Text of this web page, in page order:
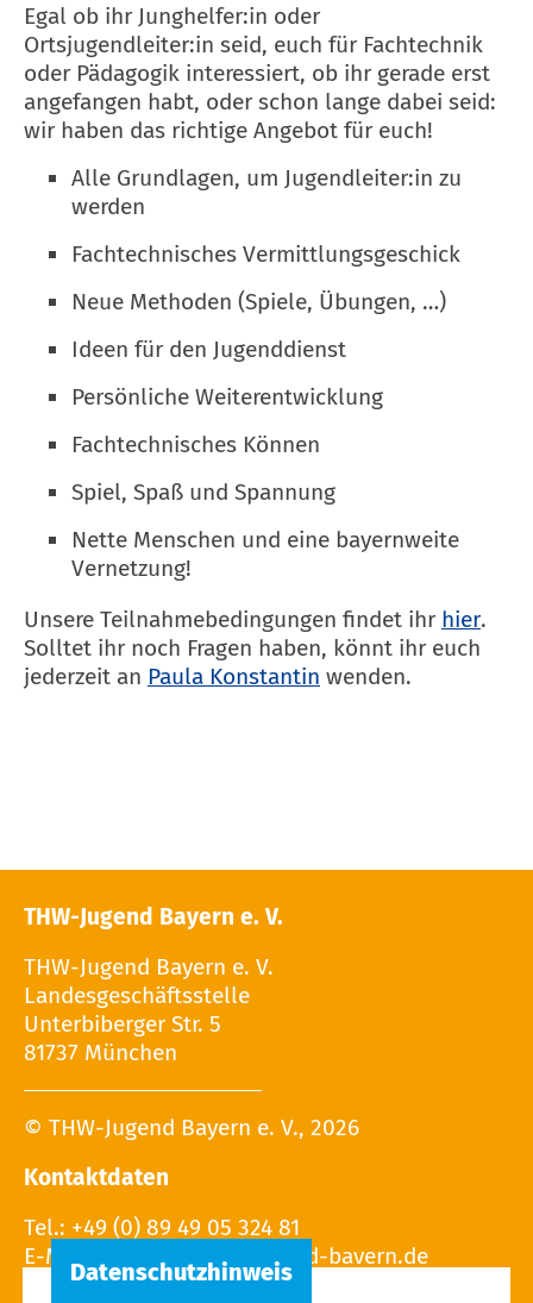
Egal ob ihr Junghelfer:in oder
Ortsjugendleiter:in seid, euch für Fachtechnik
oder Pädagogik interessiert, ob ihr gerade erst
angefangen habt, oder schon lange dabei seid:
wir haben das richtige Angebot für euch!
Alle Grundlagen, um Jugendleiter:in zu
werden
Fachtechnisches Vermittlungsgeschick
Neue Methoden (Spiele, Übungen, …)
Ideen für den Jugenddienst
Persönliche Weiterentwicklung
Fachtechnisches Können
Spiel, Spaß und Spannung
Nette Menschen und eine bayernweite
Vernetzung!
Unsere Teilnahmebedingungen findet ihr hier.
Solltet ihr noch Fragen haben, könnt ihr euch
jederzeit an Paula Konstantin wenden.
THW-Jugend Bayern e. V.
THW-Jugend Bayern e. V.
Landesgeschäftsstelle
Unterbiberger Str. 5
81737 München
© THW-Jugend Bayern e. V., 2026
Kontaktdaten
Tel.: +49 (0) 89 49 05 324 81
E-Mail: